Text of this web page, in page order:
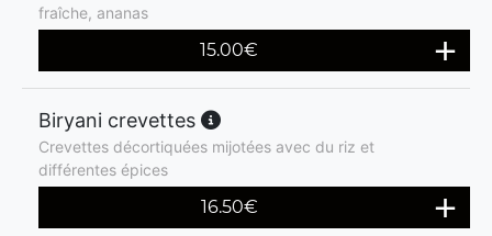
fraîche, ananas
15.00€
Biryani crevettes
Crevettes décortiquées mijotées avec du riz et
différentes épices
16.50€